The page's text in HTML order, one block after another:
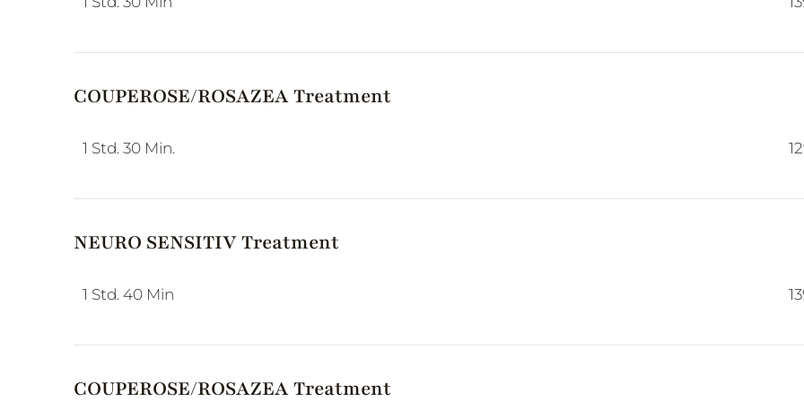
COUPEROSE/ROSAZEA Treatment
1 Std. 30 Min.
NEURO SENSITIV Treatment
1 Std. 40 Min
COUPEROSE/ROSAZEA Treatment